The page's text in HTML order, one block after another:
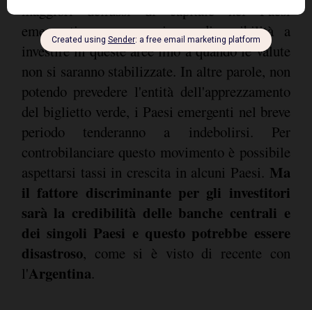
maggiori deflussi di capitale nei Paesi
emergenti e a una minore disponibilità a
investire in queste aree fino a quando le valute
non si saranno stabilizzate. In altre parole, non
potendo prevedere l'entità dell'apprezzamento
del biglietto verde, i Paesi emergenti nel breve
periodo tenderanno a indebolirsi. Per
controbilanciare questo movimento è possibile
aspettarsi tassi in crescita in alcuni Paesi. Ma
il fattore discriminante per gli investitori
sarà la credibilità delle banche centrali e
dei singoli Paesi e questo potrebbe essere
disastroso, come si è visto di recente con
l'Argentina.